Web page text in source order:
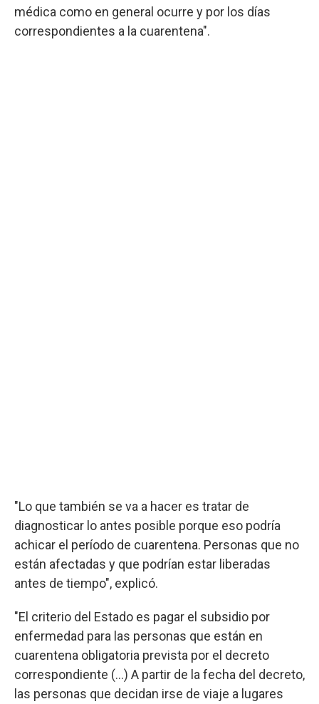
médica como en general ocurre y por los días
correspondientes a la cuarentena".
"Lo que también se va a hacer es tratar de
diagnosticar lo antes posible porque eso podría
achicar el período de cuarentena. Personas que no
están afectadas y que podrían estar liberadas
antes de tiempo", explicó.
"El criterio del Estado es pagar el subsidio por
enfermedad para las personas que están en
cuarentena obligatoria prevista por el decreto
correspondiente (...) A partir de la fecha del decreto,
las personas que decidan irse de viaje a lugares